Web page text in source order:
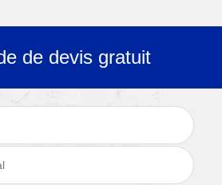
de devis gratuit